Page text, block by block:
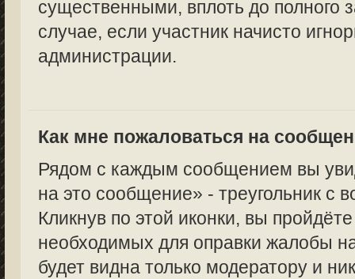
существенными, вплоть до полного
случае, если участник начисто
администрации.
Как мне пожаловаться на
Рядом с каждым сообщением вы
на это сообщение» - треугольник с
Кликнув по этой иконки, вы
необходимых для оправки жалобы
будет видна только модератору и